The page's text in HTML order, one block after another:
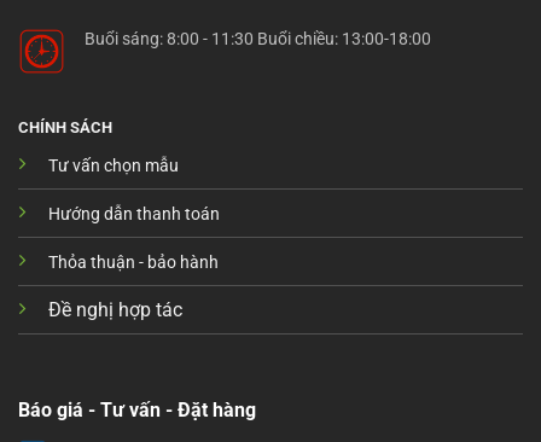
Buổi sáng: 8:00 - 11:30 Buổi chiều: 13:00-18:00
CHÍNH SÁCH
Tư vấn chọn mẫu
Hướng dẫn thanh toán
Thỏa thuận - bảo hành
Đề nghị hợp tác
Báo giá - Tư vấn - Đặt hàng